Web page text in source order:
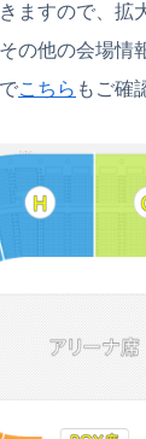
ますので、拡
の他の会場情
こちら もご確